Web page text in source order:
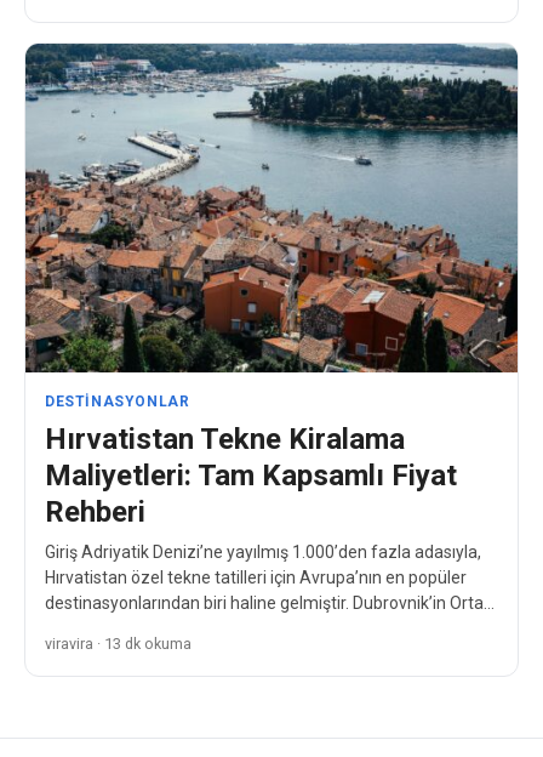
DESTINASYONLAR
Hırvatistan Tekne Kiralama
Maliyetleri: Tam Kapsamlı Fiyat
Rehberi
Giriş Adriyatik Denizi’ne yayılmış 1.000’den fazla adasıyla,
Hırvatistan özel tekne tatilleri için Avrupa’nın en popüler
destinasyonlarından biri haline gelmiştir. Dubrovnik’in Orta
viravira · 13 dk okuma